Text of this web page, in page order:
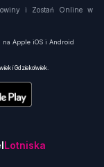
i Zostań Online w
na Apple iOS i Android
i Gdziekolwiek.
Lotniska